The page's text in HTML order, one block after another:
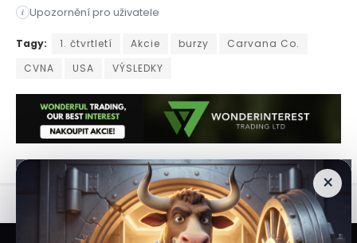
i Upozornění pro uživatele
Společnost Carvana, internetový prodejce ojetých vozidel,
Tagy: 1. čtvrtletí Akcie burzy
Carvana Co.
CVNA
USA VÝSLEDKY
×